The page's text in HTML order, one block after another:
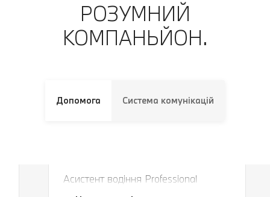
РОЗУМНИЙ
КОМПАНЬЙОН.
Допомога Система комунікацій
Завжди в правильній смузі і на
Асистент водіння Professional
безпечно утримує ваш автомобіль у